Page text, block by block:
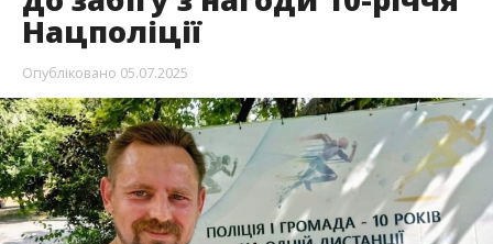
Нацполіції
Опубліковано 05.07.2025